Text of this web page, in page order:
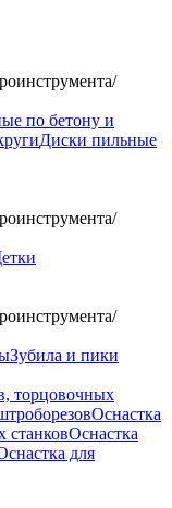
/
по бетону и
Диски пильные
/
/
Зубила и пики
торцовочных
Оснастка
станковОснастка
для